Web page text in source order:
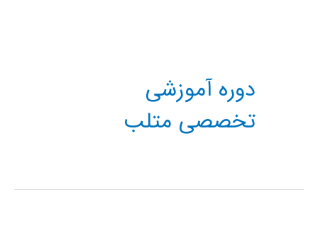
دوره آموزشی
تخصصی متلب